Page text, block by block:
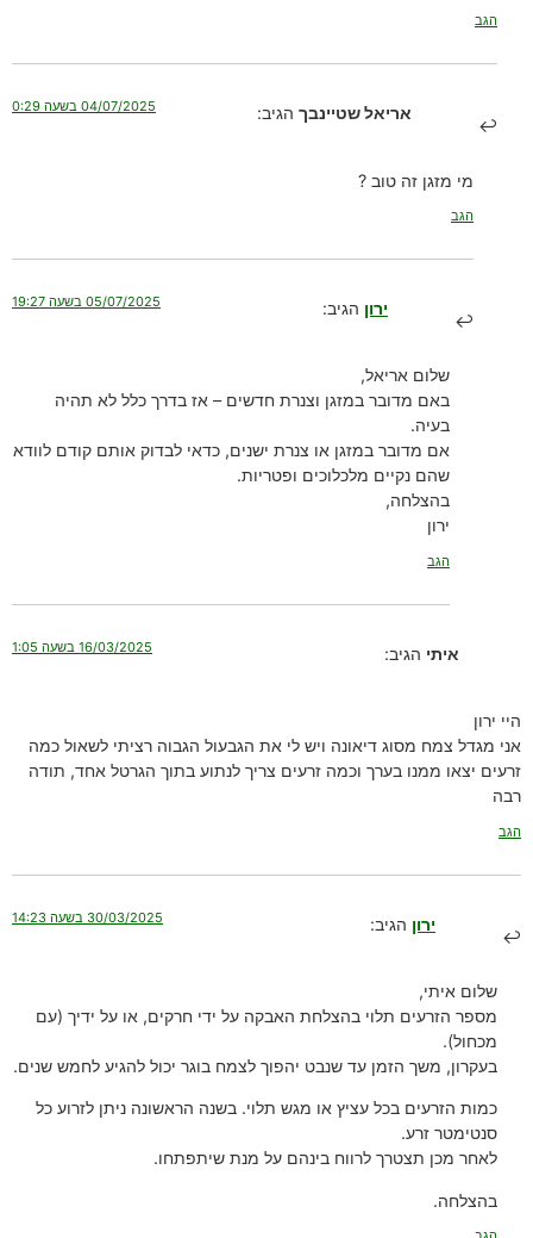
הגב
אריאל שטיינבך הגיב: 04/07/2025 בשעה 0:29
מי מזגן זה טוב ?
הגב
ירון הגיב: 05/07/2025 בשעה 19:27
שלום אריאל,
באם מדובר במזגן וצנרת חדשים – אז בדרך כלל לא תהיה
בעיה.
אם מדובר במזגן או צנרת ישנים, כדאי לבדוק אותם קודם לוודא
שהם נקיים מלכלוכים ופטריות.
בהצלחה,
ירון
הגב
איתי הגיב: 16/03/2025 בשעה 1:05
היי ירון
אני מגדל צמח מסוג דיאונה ויש לי את הגבעול הגבוה רציתי לשאול כמה
זרעים יצאו ממנו בערך וכמה זרעים צריך לנתוע בתוך הגרטל אחד, תודה
רבה
הגב
ירון הגיב: 30/03/2025 בשעה 14:23
שלום איתי,
מספר הזרעים תלוי בהצלחת האבקה על ידי חרקים, או על ידיך (עם
מכחול).
בעקרון, משך הזמן עד שנבט יהפוך לצמח בוגר יכול להגיע לחמש שנים.
כמות הזרעים בכל עציץ או מגש תלוי. בשנה הראשונה ניתן לזרוע כל
סנטימטר זרע.
לאחר מכן תצטרך לרווח בינהם על מנת שיתפתחו.
בהצלחה.